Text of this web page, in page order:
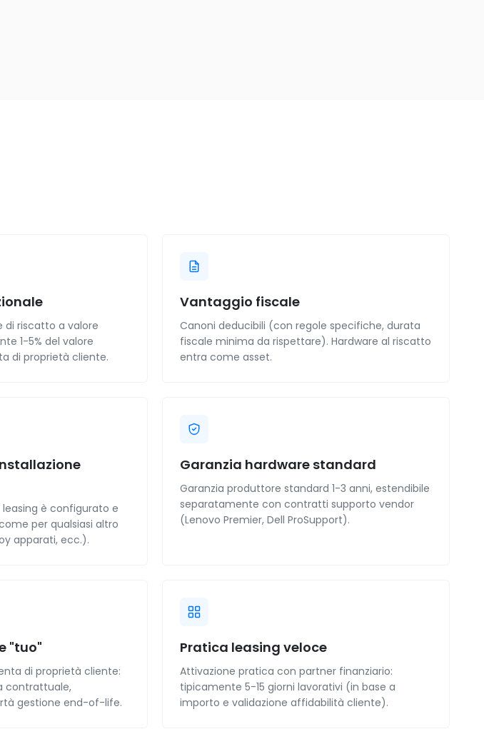
di riscatto a valore
1-5% del valore
di proprietà cliente.
Vantaggio fiscale
Canoni deducibili (con regole specifiche, durata
fiscale minima da rispettare). Hardware al riscatto
entra come asset.
è configurato e
per qualsiasi altro
apparati, ecc.).
Garanzia hardware standard
Garanzia produttore standard 1-3 anni, estendibile
separatamente con contratti supporto vendor
(Lenovo Premier, Dell ProSupport).
"tuo"
di proprietà cliente:
contrattuale,
gestione end-of-life.
Pratica leasing veloce
Attivazione pratica con partner finanziario:
tipicamente 5-15 giorni lavorativi (in base a
importo e validazione affidabilità cliente).